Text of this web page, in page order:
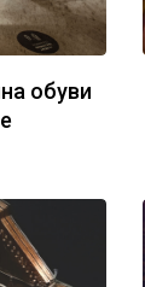
обуви